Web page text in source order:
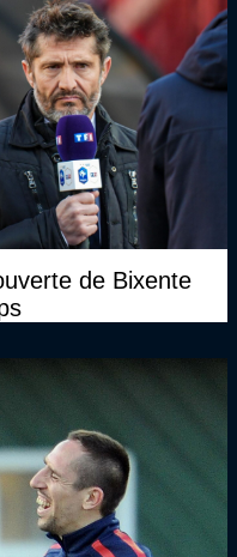
de Bixente